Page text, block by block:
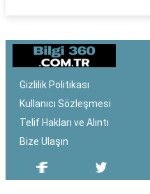
Gizlilik Politikası
Kullanıcı Sözleşmesi
Telif Hakları ve Alıntı
Bize Ulaşın